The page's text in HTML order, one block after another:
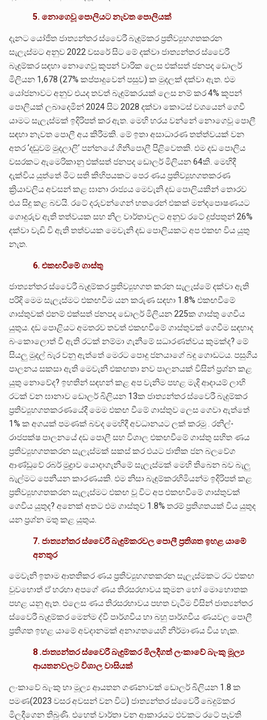
5. නොගෙවූ පොලියට නැවත පොලියක්
දැනට යෝජිත ජාත්‍යන්තර ස්වෛරී බැඳුම්කර ප්‍රතිව්‍යුහගතකරන
සැලැස්මට අනුව 2022 වසරේ සිට මේ දක්වා ජාත්‍යන්තර ස්වෛරී
බැඳුම්කර සඳහා නොගෙවූ කූපන් වාරික ලෙස එක්සත් ජනපද ඩොලර්
මිලියන 1,678 (27% කප්පාදුවෙන් පසුව) ක මුදලක් දක්වා ඇත. එම
යෝජනාවට අනුව එයද තවත් බැඳුම්කරයක් ලෙස නම් කර 4% කූපන්
පොලියක් ලබාදෙමින් 2024 සිට 2028 දක්වා කොටස් වශයෙන් ගෙවී
යාමට සැලැස්මක් ඉදිරිපත් කර ඇත. මෙහි හරය වන්නේ නොගෙවූ පොලී
සඳහා නැවත පොලී අය කිරීමකි. මේ ඉතා අසාධාරණ තත්ත්වයක් වන
අතර ‘දඬුවම් මුදලාලි’ පන්නයේ ගිනිපොලී පිළිවෙතකි. එම දඩ පොලිය
වසරකට ඇමෙරිකානු එක්සත් ජනපද ඩොලර් මිලියන 64කි. මෙහිදී
දැක්විය යුත්තේ මීට සති කිහිපයකට පෙර ණය ප්‍රතිව්‍යුහගතකරණ
ක්‍රියාවලිය අවසන් කළ ඝානා රාජ්‍යය මෙවැනි දඩ පොලියකින් තොරව
එය සිදු කළ බවයි. රටේ දරුවන්ගෙන් හතරෙන් එකක් මන්දපොෂණයට
ගොදුරුව ඇති තත්වයක සහ නිල වාර්තාවලට අනුව රටේ දුප්පතුන් 26%
දක්වා වැඩි වි ඇති තත්වයක මෙවැනි දඩ පොලියකට අප එකඟ විය යුතු
නැත.
6. එකඟවීමේ ගාස්තු
ජාත්‍යන්තර ස්වෛරී බැඳුම්කර ප්‍රතිව්‍යුහගත කරන සැලැස්මේ දක්වා ඇති
පරිදි මෙම සැලැස්මට එකඟවීම යන කරුණ සඳහා 1.8% එකඟවීමේ
ගාස්තුවක් එනම් එක්සත් ජනපද ඩොලර් මිලියන 225ක ගාස්තු ගෙවිය
යුතුය. දඩ පොළියට අමතරව තවත් එකඟවීමේ ගාස්තුවක් ගෙවීම සඳහාද
බංකොලොත් වී ඇති රටක් නම්මා ගැනීමේ සධාරණත්වය කුමක්ද? මේ
සියලු මුදල් බැර වනු ඇත්තේ මෙරට පොදු ජනයාගේ බදු ගොඩටය. පසුගිය
පාලනය සකසා ඇති මෙවැනි එකඟතා නව පාලනයක් විසින් ප්‍රශ්න කළ
යුතු නොවේද? ඉහතින් සඳහන් කළ අප වැනිම පහළ මැදි ආදායම් ලාභි
රටක් වන ඝානාව ඩොලර් බිලියන 13ක ජාත්‍යන්තර ස්වෛරී බැදුම්කර
ප්‍රතිව්‍යුහගතකරණයේදී මෙම එකඟ වීමේ ගාස්තුව ලෙස ගෙවා ඇත්තේ
1% ක අගයක් පමණක් බවද මෙහිදී අවධානයට ලක් කරමු . රනිල්-
රාජපක්ෂ පාලනයේ දඩ පොලී සහ විශාල එකඟවීමේ ගාස්තු සහිත ණය
ප්‍රතිව්‍යුහගතකරන සැලැස්මක් සකස් කර එයට ජාතික ජන බලවේග
ආණ්ඩුවේ රබර් මුද්‍රාව යොදාගැනීමේ සැලැස්මක් මෙහි තිබෙන බව බැලු
බැල්මට පෙනීයන කාරණයකි. එම නිසා බැඳුම්කරහිමියන්ම ඉදිරිපත් කළ
ප්‍රතිව්‍යුහගතකරන සැලැස්මට එකඟ වූ විට අප එකඟවීමේ ගාස්තුවක්
ගෙවිය යුතුද? අනෙක් අතට එම ගාස්තුව 1.8% තරම් ප්‍රතිශතයක් විය යුතුද
යන ප්‍රශ්න මතු කළ යුතුය.
7. ජාත්‍යන්තර ස්වෛරී බැඳුම්කරවල පොලී ප්‍රතිශත ඉහළ යාමේ
අනතුර
මෙවැනි ඉතාම ආතතිකර ණය ප්‍රතිව්‍යුහගතකරන සැලැස්මකට රට එකඟ
වුවහොත් ඒ හරහා අපගේ ණය තිරසරභාවය කුමන හෝ මොහොතක
පහළ යනු ඇත. එලෙස ණය තිරසරභාවය පහත වැටීම විසින් ජාත්‍යන්තර
ස්වෛරී බැඳුම්කර මෙන්ම ද්වී පාර්ශවීය හා බහු පාර්ශවීය ණයවල පොලී
ප්‍රතිශත ඉහළ යාමේ අවදානමක් අනාගතයෙහි නිර්මාණය විය හැක.
8 .ජාත්‍යන්තර ස්වෛරී බැඳුම්කර මිලදීගත් ලංකාවේ බැංකු මූල්‍ය
ආයතනවලට විශාල වාසියක්
ලංකාවේ බැංකු හා මූල්‍ය ආයතන ගණනාවක් ඩොලර් බිලියන 1.8 ක
පමණ(2023 වසර අවසන් වන විට) ජාත්‍යන්තර ස්වෛරී බෙදුම්කර
මිලදීගෙන තිබුණි. එහෙත් වාර්තා වන ආකාරයට එවකට රටේ පැවති